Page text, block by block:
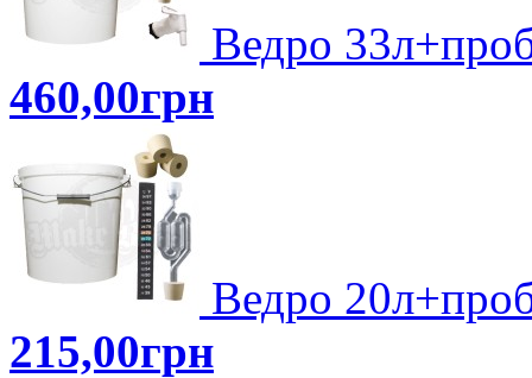
Ведро
460,00грн
Ведро
215,00грн